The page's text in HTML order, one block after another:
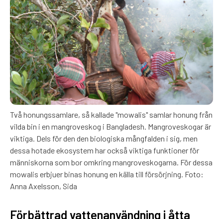
Två honungssamlare, så kallade "mowalis" samlar honung från
vilda bin i en mangroveskog i Bangladesh. Mangroveskogar är
viktiga. Dels för den den biologiska mångfalden i sig, men
dessa hotade ekosystem har också viktiga funktioner för
människorna som bor omkring mangroveskogarna. För dessa
mowalis erbjuer binas honung en källa till försörjning. Foto:
Anna Axelsson, Sida
Förbättrad vattenanvändning i åtta